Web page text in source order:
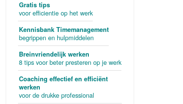
Gratis tips
voor efficientie op het werk
Kennisbank Timemanagement
begrippen en hulpmiddelen
Breinvriendelijk werken
8 tips voor beter presteren op je werk
Coaching effectief en efficiënt
werken
voor de drukke professional